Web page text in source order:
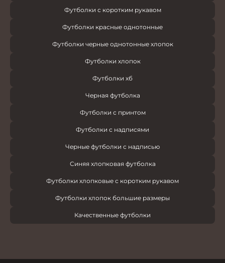
Футболки с коротким рукавом
Футболки красные однотонные
Футболки черные однотонные хлопок
Футболки хлопок
Футболки хб
Черная футболка
Футболки с принтом
Футболки с надписями
Черные футболки с надписью
Синяя хлопковая футболка
Футболки хлопковые с коротким рукавом
Футболки хлопок большие размеры
Качественные футболки